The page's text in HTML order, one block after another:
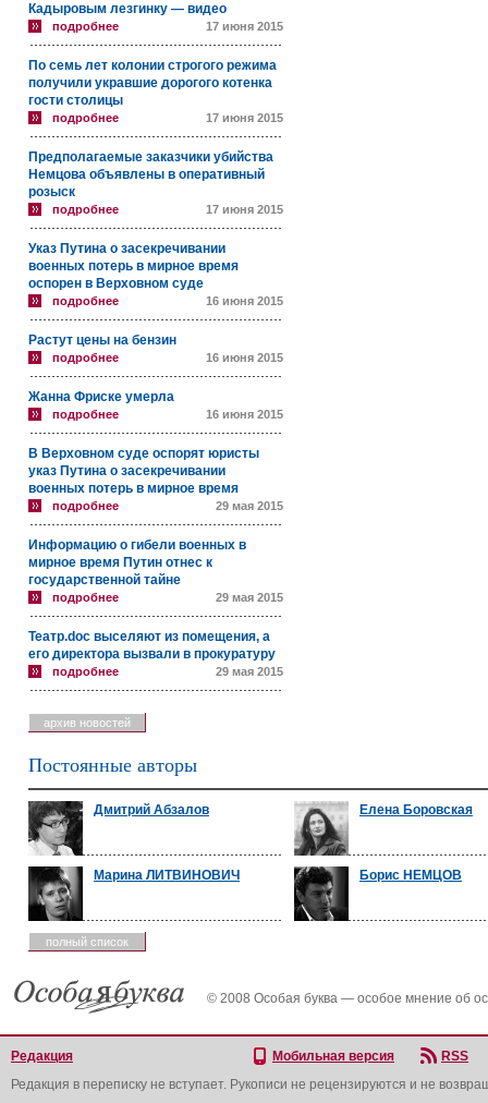
Кадыровым лезгинку — видео
подробнее 17 июня 2015
По семь лет колонии строгого режима
получили укравшие дорогого котенка
гости столицы
подробнее 17 июня 2015
Предполагаемые заказчики убийства
Немцова объявлены в оперативный
розыск
подробнее 17 июня 2015
Указ Путина о засекречивании
военных потерь в мирное время
оспорен в Верховном суде
подробнее 16 июня 2015
Растут цены на бензин
подробнее 16 июня 2015
Жанна Фриске умерла
подробнее 16 июня 2015
В Верховном суде оспорят юристы
указ Путина о засекречивании
военных потерь в мирное время
подробнее 29 мая 2015
Информацию о гибели военных в
мирное время Путин отнес к
государственной тайне
подробнее 29 мая 2015
Театр.doc выселяют из помещения, а
его директора вызвали в прокуратуру
подробнее 29 мая 2015
архив новостей
Постоянные авторы
Дмитрий Абзалов Елена Боровская
Марина ЛИТВИНОВИЧ Борис НЕМЦОВ
полный список
© 2008 Особая буква — особое мнение об
Редакция Мобильная версия
RSS
Редакция в переписку не вступает. Рукописи не рецензируются и не